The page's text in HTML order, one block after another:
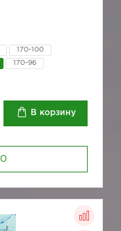
170-100
170-96
В корзину
0